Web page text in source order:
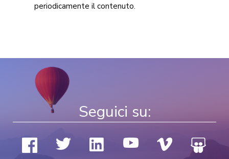
periodicamente il contenuto.
Seguici su: